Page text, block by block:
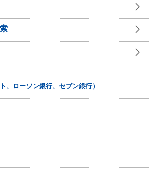
、ローソン銀行、セブン銀行）